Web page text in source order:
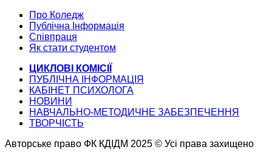
Про Коледж
Публічна Інформація
Співпраця
Як стати студентом
ЦИКЛОВІ КОМІСІЇ
ПУБЛІЧНА ІНФОРМАЦІЯ
КАБІНЕТ ПСИХОЛОГА
НОВИНИ
НАВЧАЛЬНО-МЕТОДИЧНЕ ЗАБЕЗПЕЧЕННЯ
ТВОРЧІСТЬ
Авторське право ФК КДІДМ 2025 © Усі права захищено